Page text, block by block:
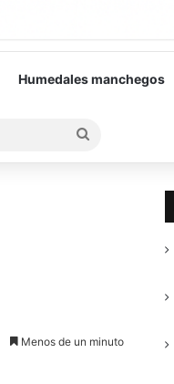
Humedales manchegos
por
Menos de un minuto